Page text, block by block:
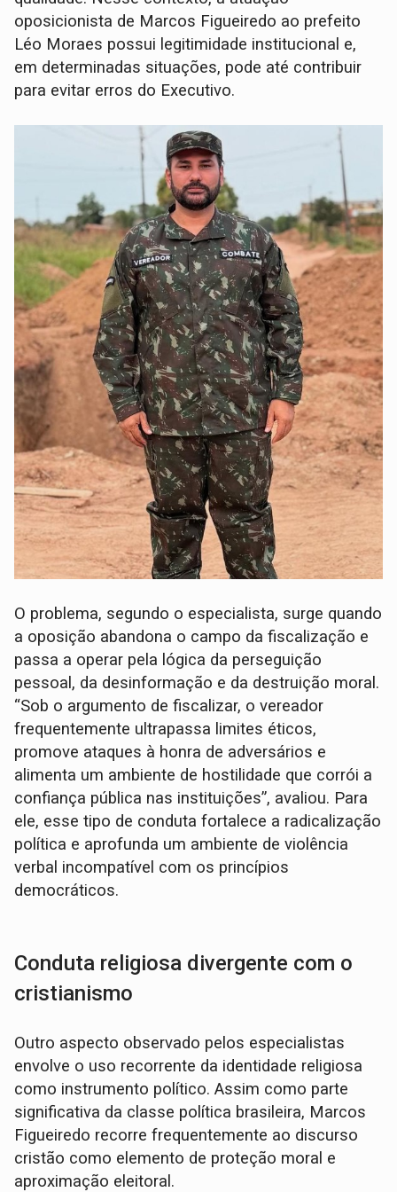
oposicionista de Marcos Figueiredo ao prefeito
Léo Moraes possui legitimidade institucional e,
em determinadas situações, pode até contribuir
para evitar erros do Executivo.
O problema, segundo o especialista, surge quando
a oposição abandona o campo da fiscalização e
passa a operar pela lógica da perseguição
pessoal, da desinformação e da destruição moral.
“Sob o argumento de fiscalizar, o vereador
frequentemente ultrapassa limites éticos,
promove ataques à honra de adversários e
alimenta um ambiente de hostilidade que corrói a
confiança pública nas instituições”, avaliou. Para
ele, esse tipo de conduta fortalece a radicalização
política e aprofunda um ambiente de violência
verbal incompatível com os princípios
democráticos.
Conduta religiosa divergente com o
cristianismo
Outro aspecto observado pelos especialistas
envolve o uso recorrente da identidade religiosa
como instrumento político. Assim como parte
significativa da classe política brasileira, Marcos
Figueiredo recorre frequentemente ao discurso
cristão como elemento de proteção moral e
aproximação eleitoral.